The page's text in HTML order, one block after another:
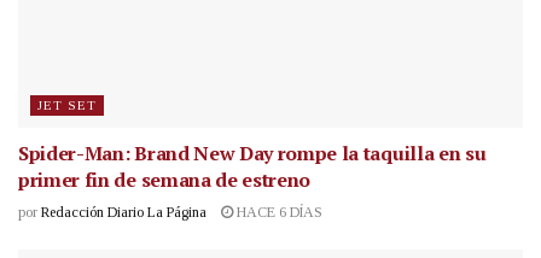
JET SET
Spider-Man: Brand New Day rompe la taquilla en su
primer fin de semana de estreno
por Redacción Diario La Página HACE 6 DÍAS